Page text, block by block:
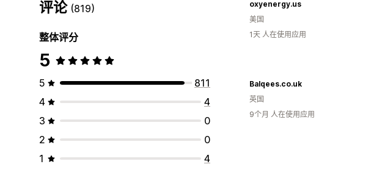
评论 (819)
整体评分
5
5
811
4
4
3
0
2
0
1
4
oxyenergy.us
美国
1天 人在使用应用
Balqees.co.uk
英国
9个月 人在使用应用